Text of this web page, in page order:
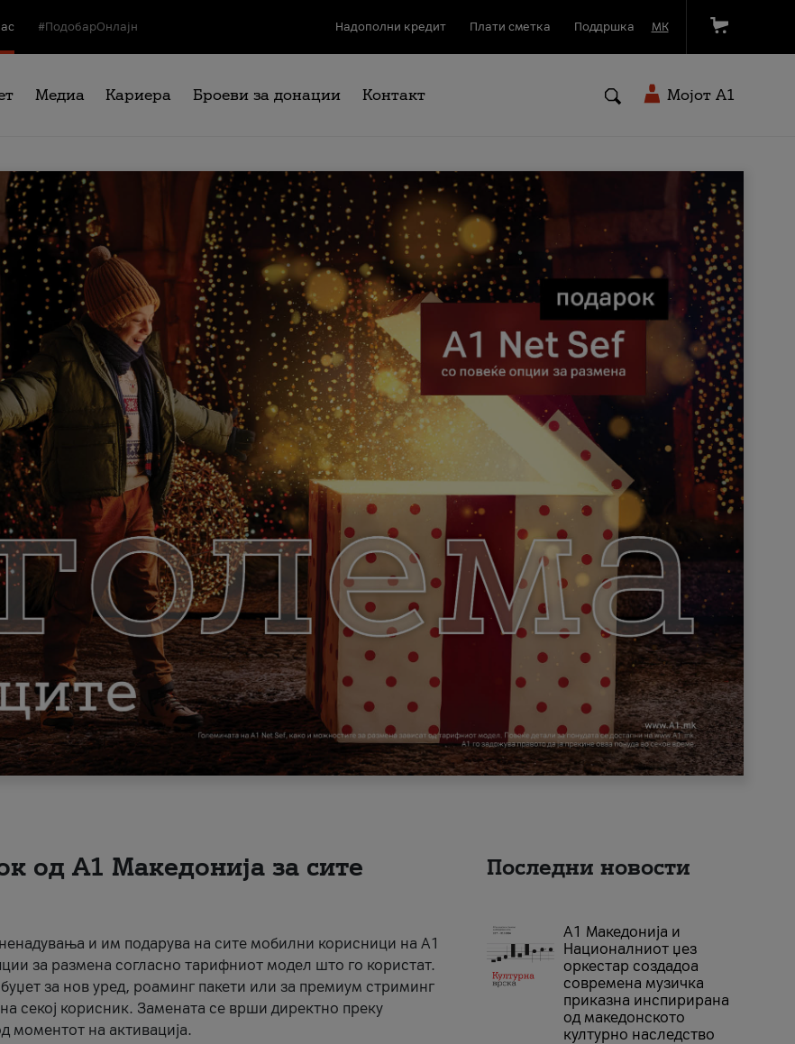
#ПодобарОнлајн Надополни кредит Плати сметка Поддршка МК
Медиа Кариера Броеви за донации Контакт Мојот A1
од А1 Македонија за сите
и им подарува на сите мобилни корисници на A1
за размена согласно тарифниот модел што го користат.
за нов уред, роаминг пакети или за премиум стриминг
секој корисник. Замената се врши директно преку
моментот на активација.
Последни новости
А1 Македонија и
Националниот џез
оркестар создадоа
современа музичка
приказна инспирирана
од македонското
културно наследство